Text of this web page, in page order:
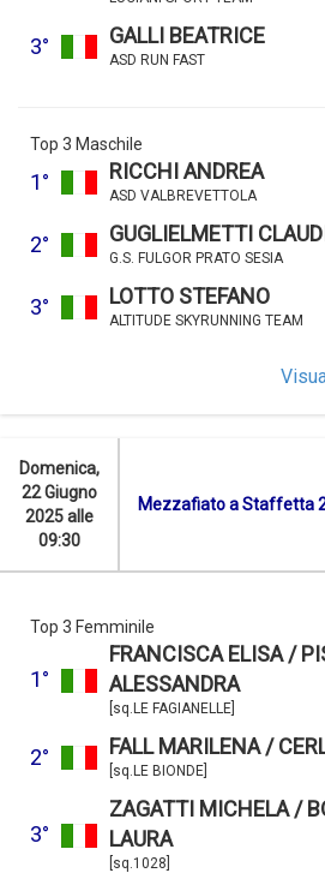
3° GALLI BEATRICE
ASD RUN FAST
Top 3 Maschile
1° RICCHI ANDREA
ASD VALBREVETTOLA
2° GUGLIELMETTI
G.S. FULGOR PRATO SESIA
3° LOTTO STEFANO
ALTITUDE SKYRUNNING TEAM
Domenica,
22 Giugno
2025 alle
09:30
Mezzafiato a Staffetta
Top 3 Femminile
1°
FRANCISCA ELISA /
ALESSANDRA
[sq.LE FAGIANELLE]
2° FALL MARILENA /
[sq.LE BIONDE]
3°
ZAGATTI MICHELA /
LAURA
[sq.1028]